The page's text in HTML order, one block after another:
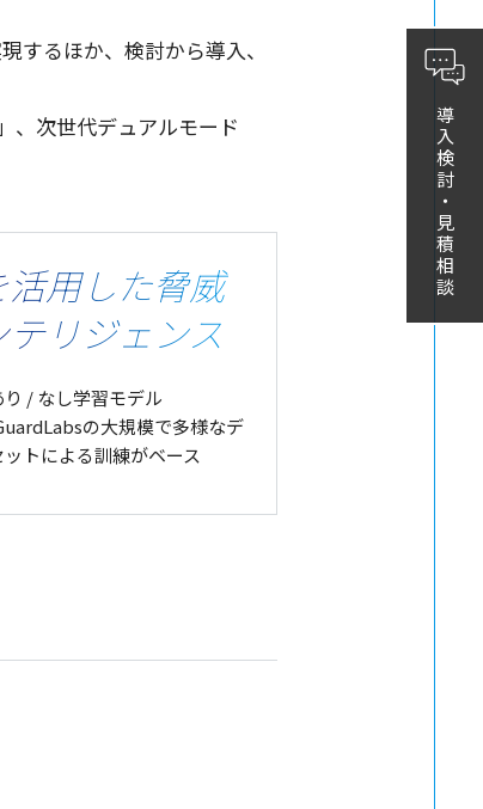
するほか、 検討から導入、
、 次世代デュアルモード
用した脅威
テリジェンス
/ なし学習モデル
の大規模で多様なデ
トによる訓練がベース
導入検討・見積相談